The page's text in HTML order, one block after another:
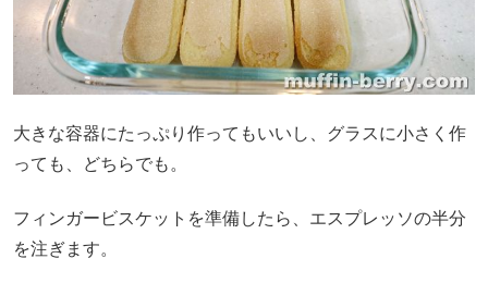
大きな容器にたっぷり作ってもいいし、グラスに小さく作
っても、どちらでも。
フィンガービスケットを準備したら、エスプレッソの半分
を注ぎます。